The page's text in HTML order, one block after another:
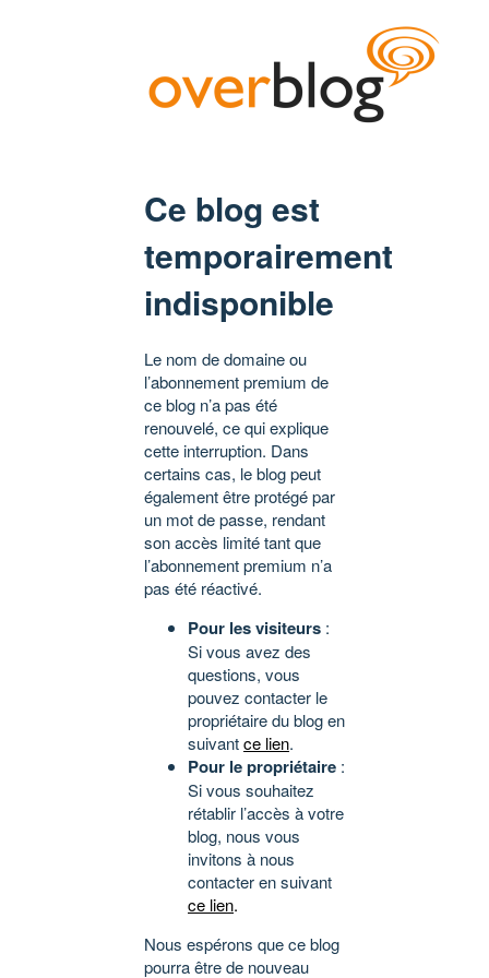
Ce blog est
temporairement
indisponible
Le nom de domaine ou
l’abonnement premium de
ce blog n’a pas été
renouvelé, ce qui explique
cette interruption. Dans
certains cas, le blog peut
également être protégé par
un mot de passe, rendant
son accès limité tant que
l’abonnement premium n’a
pas été réactivé.
Pour les visiteurs :
Si vous avez des
questions, vous
pouvez contacter le
propriétaire du blog en
suivantce lien.
Pour le propriétaire :
Si vous souhaitez
rétablir l’accès à votre
blog, nous vous
invitons à nous
contacter en suivant
ce lien.
Nous espérons que ce blog
pourra être de nouveau